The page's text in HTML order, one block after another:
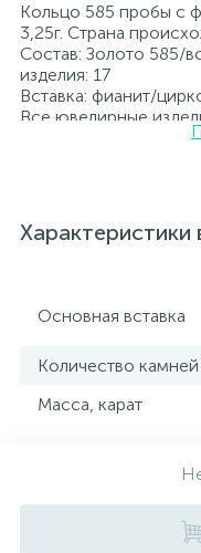
Кольцо 585 пробы с
3,25г. Страна
Состав: Золото 585/
изделия: 17
Вставка: фианит/
Все ювелирные
сайте прошли
прилагаются бирка с
параметров.*Цвета
Характеристики
Основная вставка
Количество камней
Масса, карат